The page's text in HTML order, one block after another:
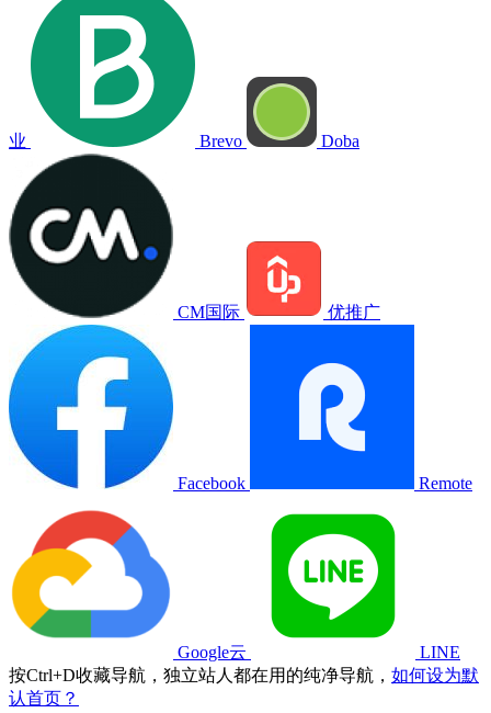
业 Brevo Doba
CM国际 优推广
Facebook Remote
Google云
LINE
按Ctrl+D收藏导航，独立站人都在用的纯净导航， 如何设为默
认首页？